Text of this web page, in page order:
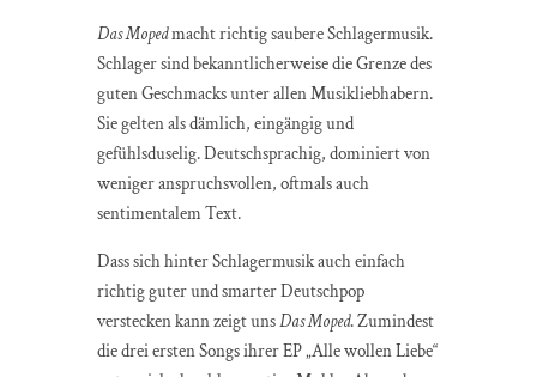
Das Mopedmacht richtig saubere Schlagermusik.
Schlager sind bekanntlicherweise die Grenze des
guten Geschmacks unter allen Musikliebhabern.
Sie gelten als dämlich, eingängig und
gefühlsduselig. Deutschsprachig, dominiert von
weniger anspruchsvollen, oftmals auch
sentimentalem Text.
Dass sich hinter Schlagermusik auch einfach
richtig guter und smarter Deutschpop
verstecken kann zeigt unsDas Moped. Zumindest
die drei ersten Songs ihrer EP „Alle wollen Liebe“